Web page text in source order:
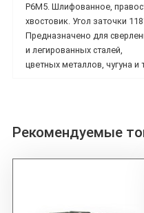
Р6М5. Шлифованное,
хвостовик. Угол заточки
Предназначено для
и легированных сталей,
цветных металлов, чугуна и
Рекомендуемые